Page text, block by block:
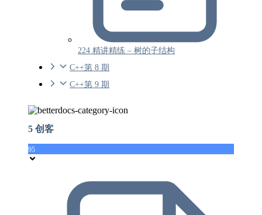
224 精讲精练 – 树的子结构
C++第 8 期
C++第 9 期
5 创客
95